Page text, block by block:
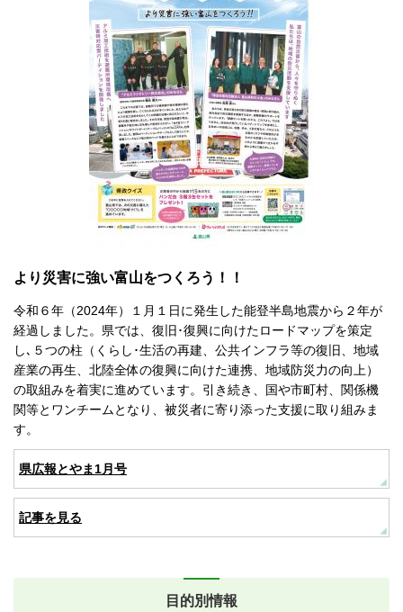
より災害に強い富山をつくろう！！
令和６年（2024年）１月１日に発生した能登半島地震から２年が
経過しました。県では、復旧･復興に向けたロードマップを策定
し､５つの柱（くらし･生活の再建、公共インフラ等の復旧、地域
産業の再生、北陸全体の復興に向けた連携、地域防災力の向上）
の取組みを着実に進めています。引き続き、国や市町村、関係機
関等とワンチームとなり、被災者に寄り添った支援に取り組みま
す。
県広報とやま1月号
記事を見る
目的別情報